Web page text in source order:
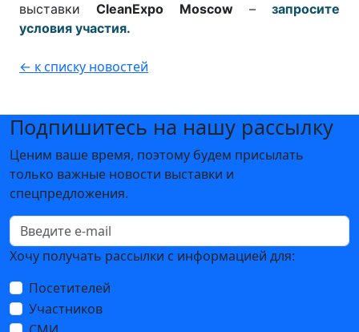
выставкиCleanExpo Moscow– запросите
условия участия.
← к списку новостей
Подпишитесь на нашу рассылку
Ценим ваше время, поэтому будем присылать
только важные новости выставки и
спецпредложения.
Хочу получать рассылки с информацией для:
Посетителей
Участников